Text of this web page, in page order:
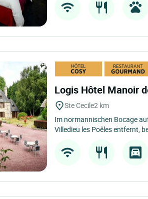
Logis Hôtel Manoir
Ste Cecile2 km
Im normannischen Bocage
Villedieu les Poêles entfernt,